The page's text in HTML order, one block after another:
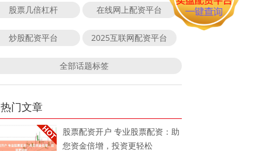
股票几倍杠杆 在线网上配资平台
炒股配资平台 2025互联网配资平台
全部话题标签
热门文章
股票配资开户 专业股票配资：助
您资金倍增，投资更轻松